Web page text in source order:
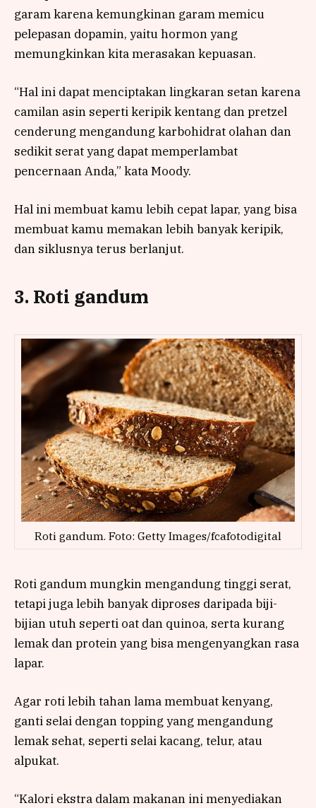
garam karena kemungkinan garam memicu
pelepasan dopamin, yaitu hormon yang
memungkinkan kita merasakan kepuasan.
“Hal ini dapat menciptakan lingkaran setan karena
camilan asin seperti keripik kentang dan pretzel
cenderung mengandung karbohidrat olahan dan
sedikit serat yang dapat memperlambat
pencernaan Anda,” kata Moody.
Hal ini membuat kamu lebih cepat lapar, yang bisa
membuat kamu memakan lebih banyak keripik,
dan siklusnya terus berlanjut.
3. Roti gandum
Roti gandum. Foto: Getty Images/fcafotodigital
Roti gandum mungkin mengandung tinggi serat,
tetapi juga lebih banyak diproses daripada biji-
bijian utuh seperti oat dan quinoa, serta kurang
lemak dan protein yang bisa mengenyangkan rasa
lapar.
Agar roti lebih tahan lama membuat kenyang,
ganti selai dengan topping yang mengandung
lemak sehat, seperti selai kacang, telur, atau
alpukat.
“Kalori ekstra dalam makanan ini menyediakan